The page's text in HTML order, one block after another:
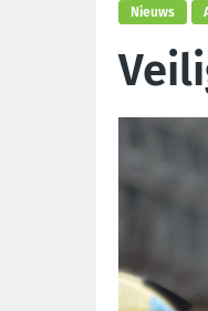
Nieuws